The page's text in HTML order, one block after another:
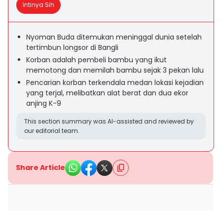
Intinya Sih
Nyoman Buda ditemukan meninggal dunia setelah
tertimbun longsor di Bangli
Korban adalah pembeli bambu yang ikut
memotong dan memilah bambu sejak 3 pekan lalu
Pencarian korban terkendala medan lokasi kejadian
yang terjal, melibatkan alat berat dan dua ekor
anjing K-9
This section summary was AI-assisted and reviewed by
our editorial team.
Share Article